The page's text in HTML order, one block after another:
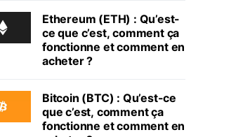
Ethereum (ETH) : Qu’est-
ce que c’est, comment ça
fonctionne et comment en
acheter ?
Bitcoin (BTC) : Qu’est-ce
que c’est, comment ça
fonctionne et comment en